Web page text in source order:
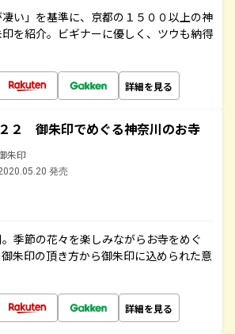
凄い」を基準に、京都の１５００以上の神
を紹介。ビギナーに優しく、ツウも納得
詳細を見る
２２ 御朱印でめぐる神奈川のお寺
朱印
発売
季節の花々を楽しみながらお寺をめぐ
朱印の頂き方から御朱印に込められた意
詳細を見る